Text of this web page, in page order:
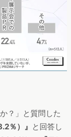
？」と質問した
％）』 と回答し